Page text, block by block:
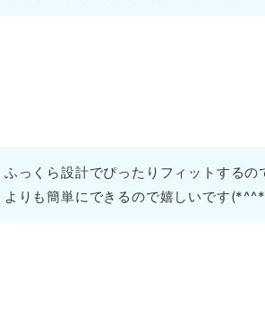
ずにヌノナさんでは前から買ってま
した♪♫
たいです♫
したが、コットン部分の触り心地の良
当てているとほんわか温かいぬくもり
ブルーな日の気持ちを持ち上げてくれ
がちょっと乾きにくいかなと思いまし
うと思い、『どの色がいい？』と聞く
ふっくら設計でぴったりフィットする
よりも簡単にできるので嬉しいです